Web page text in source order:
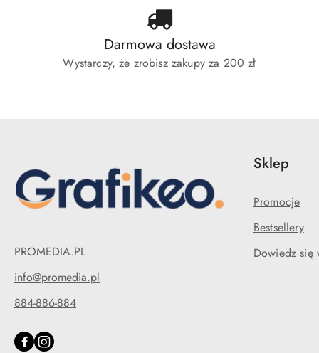
Darmowa dostawa
Wystarczy, że zrobisz zakupy za 200 zł
PROMEDIA.PL
info@promedia.pl
884-886-884
Sklep
Promocje
Bestsellery
Dowiedz się